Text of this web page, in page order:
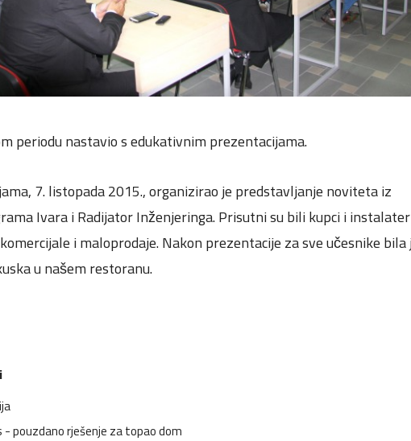
periodu nastavio s edukativnim prezentacijama.
7. listopada 2015., organizirao je predstavljanje noviteta iz
Ivara i Radijator Inženjeringa. Prisutni su bili kupci i
i maloprodaje. Nakon prezentacije za sve učesnike bila
u našem restoranu.
pouzdano rješenje za topao dom